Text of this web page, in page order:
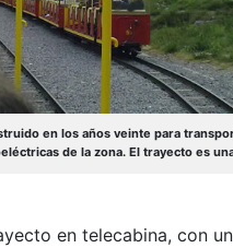
en los años veinte para
de la zona. El trayecto es
en telecabina, con